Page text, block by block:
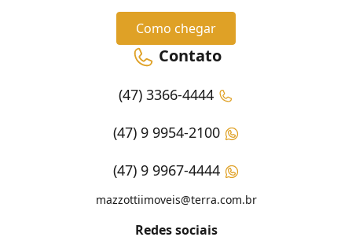
Como chegar
Contato
(47) 3366-4444
(47) 9 9954-2100
(47) 9 9967-4444
mazzottiimoveis@terra.com.br
Redes sociais